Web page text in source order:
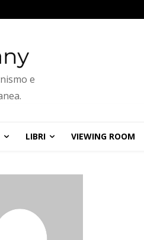
e
LIBRI VIEWING ROOM